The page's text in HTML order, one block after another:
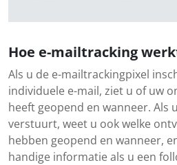
Hoe e-mailtracking
Als u de e-mailtrackingpixel
individuele e-mail, ziet u of uw
heeft geopend en wanneer. Als
verstuurt, weet u ook welke
hebben geopend en wanneer,
handige informatie als u een